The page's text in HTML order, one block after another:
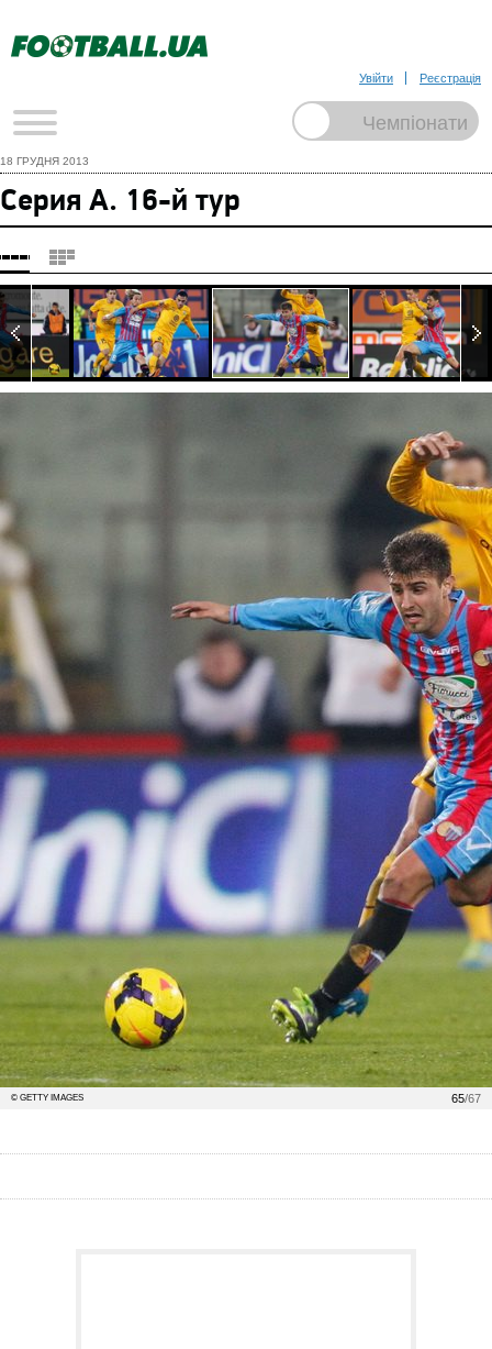
Увійти Реєстрація
18 ГРУДНЯ 2013
Серия А. 16-й тур
65/67
© GETTY IMAGES